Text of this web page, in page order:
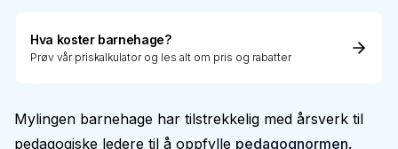
Hva koster barnehage?
Prøv vår priskalkulator og les alt om pris og rabatter
Mylingen barnehage har tilstrekkelig med årsverk til
pedagogiske ledere til å oppfylle pedagognormen.